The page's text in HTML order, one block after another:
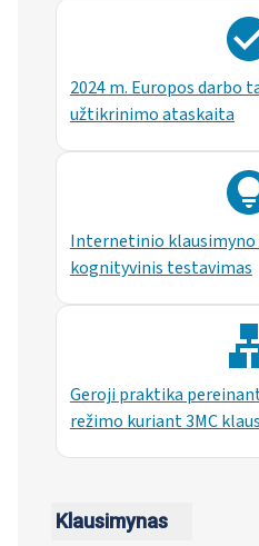
2024 m. Europos darbo
užtikrinimo ataskaita
Internetinio klausimyno
kognityvinis testavimas
Geroji praktika
režimo kuriant 3MC
Klausimynas